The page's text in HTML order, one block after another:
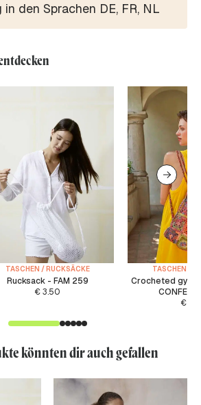
den Sprachen DE, FR, NL
TASCHEN / RUCKSÄCKE
Rucksack - FAM 259
€3.50
TASCHEN /
Crocheted gym
€
könnten dir auch gefallen